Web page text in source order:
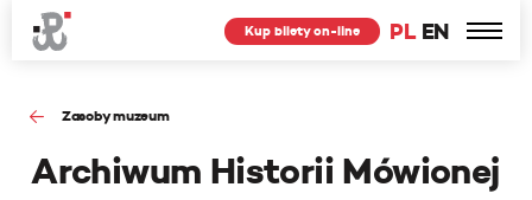
PL EN
Kup bilety on-line
Zasoby muzeum
Archiwum Historii Mówionej